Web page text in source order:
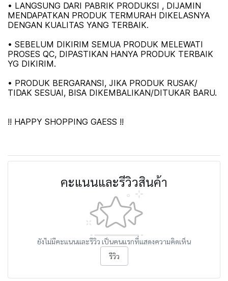
• LANGSUNG DARI PABRIK PRODUKSI , DIJAMIN
MENDAPATKAN PRODUK TERMURAH DIKELASNYA
DENGAN KUALITAS YANG TERBAIK.
• SEBELUM DIKIRIM SEMUA PRODUK MELEWATI
PROSES QC, DIPASTIKAN HANYA PRODUK TERBAIK
YG DIKIRIM.
• PRODUK BERGARANSI, JIKA PRODUK RUSAK/
TIDAK SESUAI, BISA DIKEMBALIKAN/DITUKAR BARU.
!! HAPPY SHOPPING GAESS !!
คะแนนและรีวิวสินค้า
ยังไม่มีคะแนนและรีวิว เป็นคนแรกที่แสดงความคิดเห็น
รีวิว